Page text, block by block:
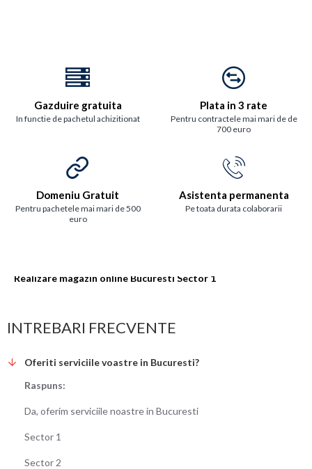
Gazduire gratuita
In functie de pachetul achizitionat
Plata in 3 rate
Pentru contractele mai mari de de
700 euro
Domeniu Gratuit
Pentru pachetele mai mari de 500
euro
Asistenta permanenta
Pe toata durata colaborarii
Realizare magazin online Bucuresti Sector 1
INTREBARI FRECVENTE
Oferiti serviciile voastre in Bucuresti?
Raspuns:
Da, oferim serviciile noastre in Bucuresti
Sector 1
Sector 2